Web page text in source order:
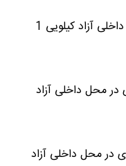
شقه کامل گوسفندی بسته‌بندی در محل داخلی آزاد کیلویی 1
در محل داخلی آزاد
در محل داخلی آزاد